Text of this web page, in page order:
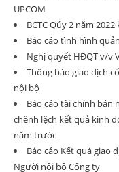
UPCOM
BCTC Qúy 2 năm
Báo cáo tình hình
Nghị quyết HĐQT v/v
Thông báo giao dịch
nội bộ
Báo cáo tài chính bán
chênh lệch kết quả kinh
năm trước
Báo cáo Kết quả giao
Người nội bộ Công ty